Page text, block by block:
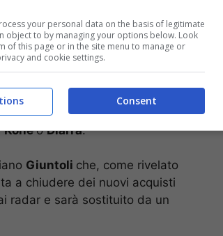
chiudere un nuovo colpo a
in quest’anno che
motivo laJuvepensa di
KoneoDiarra.
Giuntoli che, come rivelato
a chiudere dei nuovi acquisti
radar e sarà sostituito da un
your personal data on the basis of legitimate
object to by managing your options below. Look
of this page or in the site menu to manage or
and cookie settings.
Consent